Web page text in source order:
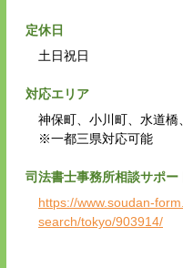
定休日
土日祝日
対応エリア
神保町、小川町、水道
※一都三県対応可能
司法書士事務所相談サポー
https://www.soudan-
search/tokyo/903914/